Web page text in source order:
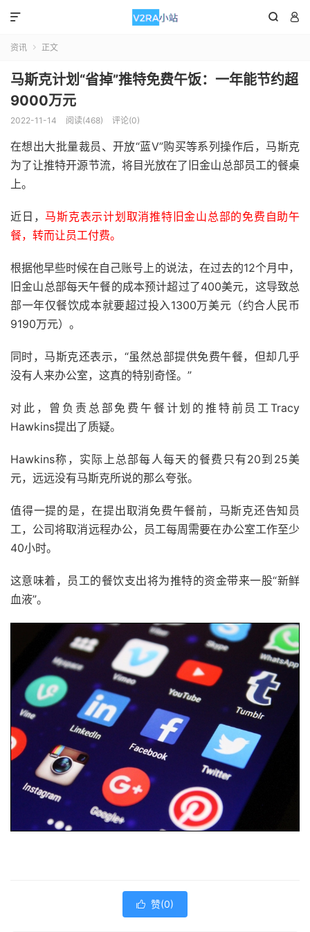
 

资讯  正文
马斯克计划“省掉”推特免费午饭：一年能节约超
9000万元
2022-11-14 阅读(468) 评论(0)
在想出大批量裁员、开放“蓝V”购买等系列操作后，马斯克
为了让推特开源节流，将目光放在了旧金山总部员工的餐桌
上。
近日， 马斯克表示计划取消推特旧金山总部的免费自助午
餐，转而让员工付费。
根据他早些时候在自己账号上的说法，在过去的12个月中，
旧金山总部每天午餐的成本预计超过了400美元，这导致总
部一年仅餐饮成本就要超过投入1300万美元（约合人民币
9190万元）。
同时，马斯克还表示，“虽然总部提供免费午餐，但却几乎
没有人来办公室，这真的特别奇怪。”
对此，曾负责总部免费午餐计划的推特前员工Tracy
Hawkins提出了质疑。
Hawkins称，实际上总部每人每天的餐费只有20到25美
元，远远没有马斯克所说的那么夸张。
值得一提的是，在提出取消免费午餐前，马斯克还告知员
工，公司将取消远程办公，员工每周需要在办公室工作至少
40小时。
这意味着，员工的餐饮支出将为推特的资金带来一股“新鲜
血液”。
 赞(0)